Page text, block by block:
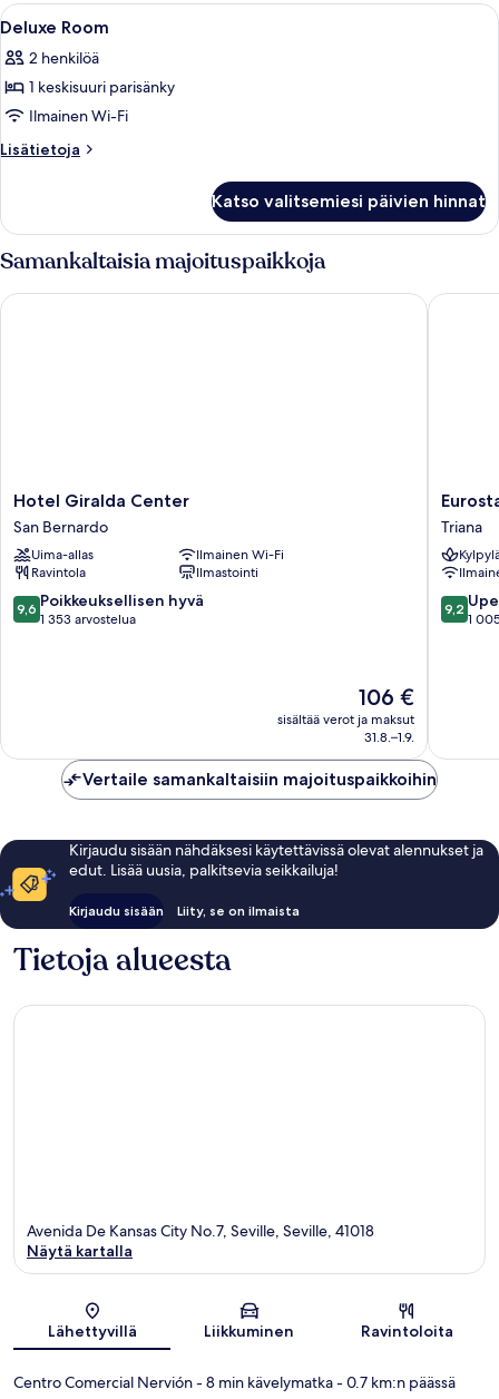
Avaa
kaikki
huonetyypin
Deluxe
Room
kuvat
Hotellihuone, jossa on suuri sänky,
3
Deluxe Room
2 henkilöä
1 keskisuuri parisänky
Ilmainen Wi-Fi
Lisätietoja
Lisätietoja
Katso valitsemiesi päivien hinnat
Samankaltaisia majoituspaikkoja
Hotel
Giralda
Center
San
Bernardo
Hotel Giralda Center
San Bernardo
Uima-allas
Ilmainen Wi-Fi
Ravintola
Ilmastointi
9.6
kautta
9,6 Poikkeuksellisen hyvä
1 353 arvostelua
Hinta
on
106 €
106 €
sisältää verot ja maksut
31.8.–1.9.
Hotel Giralda Center
Torre
Sevilla
Triana
Triana
9.2
kautta
9,2
1
Vertaile samankaltaisiin majoituspaikkoihin
Kirjaudu sisään nähdäksesi käytettävissä olevat alennukset ja
edut. Lisää uusia, palkitsevia seikkailuja!
Kirjaudu sisään Liity, se on ilmaista
Tietoja alueesta
Kartta
Avenida De Kansas City No.7, Seville, Seville, 41018
Näytä kartalla
Lähettyvillä Liikkuminen Ravintoloita
Centro Comercial Nervión- 8 min kävelymatka- 0.7 km:n päässä